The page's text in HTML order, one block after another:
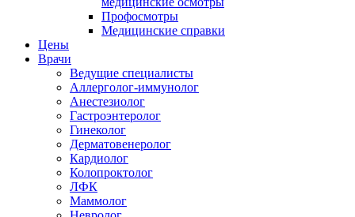
Профосмотры
Медицинские справки
Цены
Врачи
Ведущие специалисты
Аллерголог-иммунолог
Анестезиолог
Гастроэнтеролог
Гинеколог
Дерматовенеролог
Кардиолог
Колопроктолог
ЛФК
Маммолог